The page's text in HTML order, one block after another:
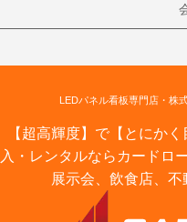
LEDパネル看板専門店・株
【超高輝度】で【とにか
入・レンタルならカードロ
展示会、飲食店、不